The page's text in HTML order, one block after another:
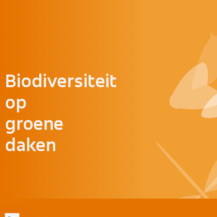
Biodiversiteit
op
groene
daken